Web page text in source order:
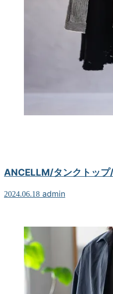
ANCELLM/タンクトッ
2024.06.18 admin